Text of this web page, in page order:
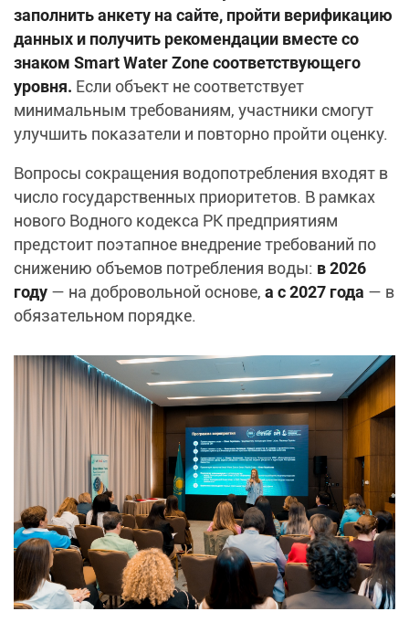
заполнить анкету на сайте, пройти верификацию
данных и получить рекомендации вместе со
знаком Smart Water Zone соответствующего
уровня. Если объект не соответствует
минимальным требованиям, участники смогут
улучшить показатели и повторно пройти оценку.
Вопросы сокращения водопотребления входят в
число государственных приоритетов. В рамках
нового Водного кодекса РК предприятиям
предстоит поэтапное внедрение требований по
снижению объемов потребления воды: в 2026
году — на добровольной основе, а с 2027 года — в
обязательном порядке.